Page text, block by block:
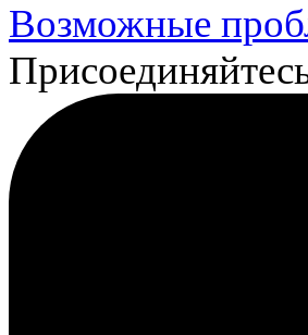
Возможные